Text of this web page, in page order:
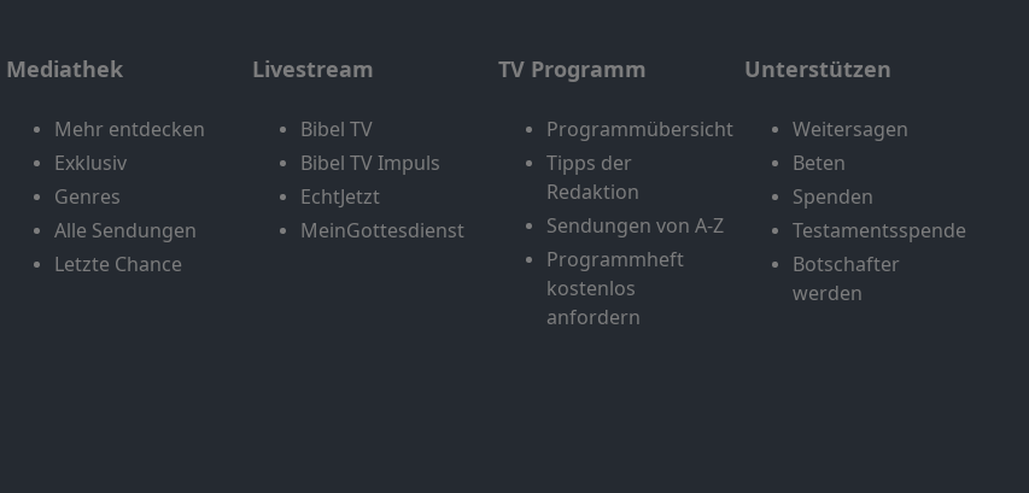
Mediathek
Mehr entdecken
Exklusiv
Genres
Alle Sendungen
Letzte Chance
Livestream
Bibel TV
Bibel TV Impuls
EchtJetzt
MeinGottesdienst
TV Programm
Programmübersicht
Tipps der
Redaktion
Sendungen von A-Z
Programmheft
kostenlos
anfordern
Unterstützen
Weitersagen
Beten
Spenden
Testamentsspende
Botschafter
werden